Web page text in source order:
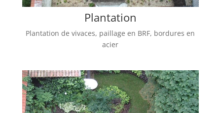
Plantation
Plantation de vivaces, paillage en BRF, bordures en
acier